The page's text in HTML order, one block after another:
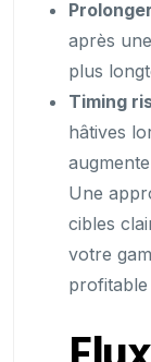
après
plus
Timing
hâtives
Une
cibles
votre